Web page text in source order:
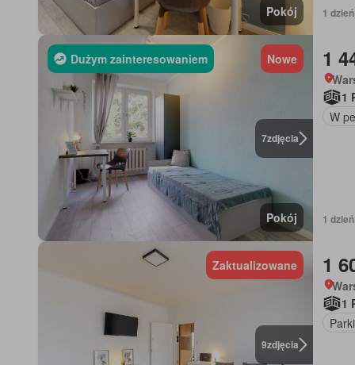
Pokój 1
7zdjęcia
Dużym zainteresowaniem Nowe
Pokój
1
1
W
1
9zdjęcia
Zaktualizowane 1
1